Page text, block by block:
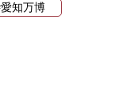
知万博